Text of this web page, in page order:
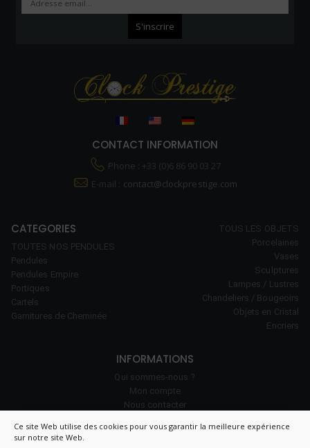
Ce site Web utilise des cookies pour vous garantir la meilleure expérience
sur notre site Web.
CONTACT INFORMATION
Phone : +33 (0)6 86 90 03 27
E-mail : contact@clockprestige.com
CATEGORIES
TOUTES NOS PENDULES
Pendules
Pendules Empire
Portiques
Cartels
Garnitures de Cheminée
TOUS LES OBJETS
Porcelaines
Vases
Sculptures
Lampes / Lustres
Chandeliers / Bougeoirs
Objets en Cristal
Encriers
INFORMATIONS
Qui sommes-nous ?
Mon compte
Nous contacter
Politique de cookies (UE)